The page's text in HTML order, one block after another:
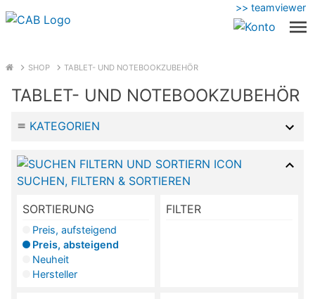
>> teamviewer
SHOP TABLET- UND NOTEBOOKZUBEHÖR
TABLET- UND NOTEBOOKZUBEHÖR
KATEGORIEN
SUCHEN, FILTERN & SORTIEREN
SORTIERUNG
Preis, aufsteigend
Preis, absteigend
Neuheit
Hersteller
FILTER